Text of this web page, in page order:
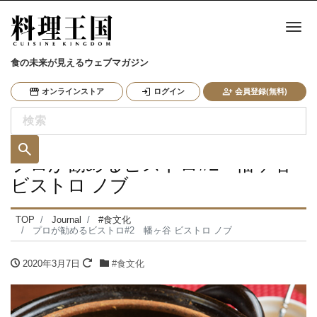
食の未来が見えるウェブマガジン
オンラインストア ログイン 会員登録(無料)
ナ
プロが勧めるビストロ#2 幡ヶ谷
ビストロ ノブ
TOP Journal
#食文化
プロが勧めるビストロ#2 幡ヶ谷 ビストロ ノブ
2020年3月7日 #食文化